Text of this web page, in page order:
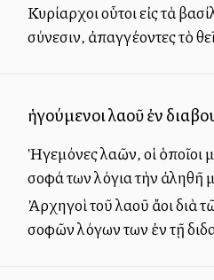
Κυρίαρχοι οὗτοι εἰς τὰ
σύνεσιν, ἀπαγγέλλοντες τὸ
ἡγούμενοι λαοῦ ἐν
Ἡγεμόνες λαῶν, οἱ ὁποῖοι
σοφά των λόγια τὴν ἀληθῆ
Ἀρχηγοὶ τοῦ λαοῦ ἄλλοι
σοφῶν λόγων των ἐν τῇ